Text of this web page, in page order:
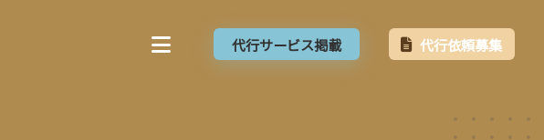
代行サービス掲載 代行依頼募集